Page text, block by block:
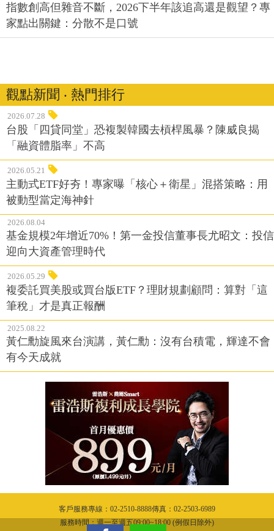
指數創高但雜音不斷，2026下半年該追高還是觀望？專
家點出關鍵：分散不是口號
觀點新聞 ‧ 熱門排行
2026.07.28
台股「四貸同堂」恐複製韓國去槓桿風暴？陳威良揭
「融資體脂率」不高
2026.05.21
主動式ETF好夯！專家曝「核心＋衛星」混搭策略：用
被動型當定海神針
2026.08.04
基金規模2年增近70%！第一金投信董事長尤昭文：投信
迎向大資產管理時代
2026.05.29
複委託買美股或買台版ETF？理財規劃顧問：算對「這
筆稅」才是真正報酬
2025.08.22
黃仁勳旋風來台演講，黃仁勳：沒有台積電，輝達不會
有今天成就
客戶服務專線：02-2510-8888傳真：02-2503-6989
服務時間：週一至週五09:00~18:00 (例假日除外)